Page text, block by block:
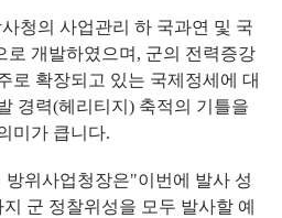
청의 사업관리 하 국과연 및 국
로 개발하였으며, 군의 전력증강
로 확장되고 있는 국제정세에 대
경력(헤리티지) 축적의 기틀을
미가 큽니다.
위사업청장은"이번에 발사 성
군 정찰위성을 모두 발사할 예